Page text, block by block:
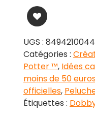
UGS :
Catégories :
Potter ™, Idées
moins de 50
officielles,
Étiquettes :